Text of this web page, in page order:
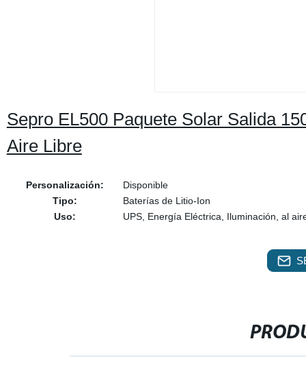
Sepro EL500 Paquete Solar Salida
Aire Libre
Personalización:
Disponible
Tipo:
Baterías de Litio-Ion
Uso:
UPS, Energía Eléctrica, Iluminación, al